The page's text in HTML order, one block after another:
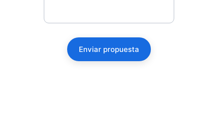
Enviar propuesta